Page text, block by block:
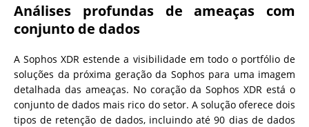
Análises profundas de ameaças com
conjunto de dados
A Sophos XDR estende a visibilidade em todo o portfólio de
soluções da próxima geração da Sophos para uma imagem
detalhada das ameaças. No coração da Sophos XDR está o
conjunto de dados mais rico do setor. A solução oferece dois
tipos de retenção de dados, incluindo até 90 dias de dados